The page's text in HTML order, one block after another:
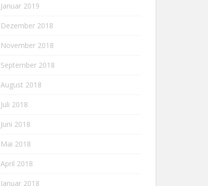
Januar 2019
Dezember 2018
November 2018
September 2018
August 2018
Juli 2018
Juni 2018
Mai 2018
April 2018
Januar 2018